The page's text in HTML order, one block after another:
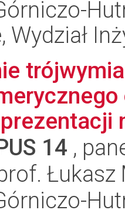
Wydział
14 ,
Łukasz